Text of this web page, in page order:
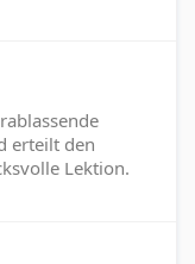
erteilt den
Lektion.